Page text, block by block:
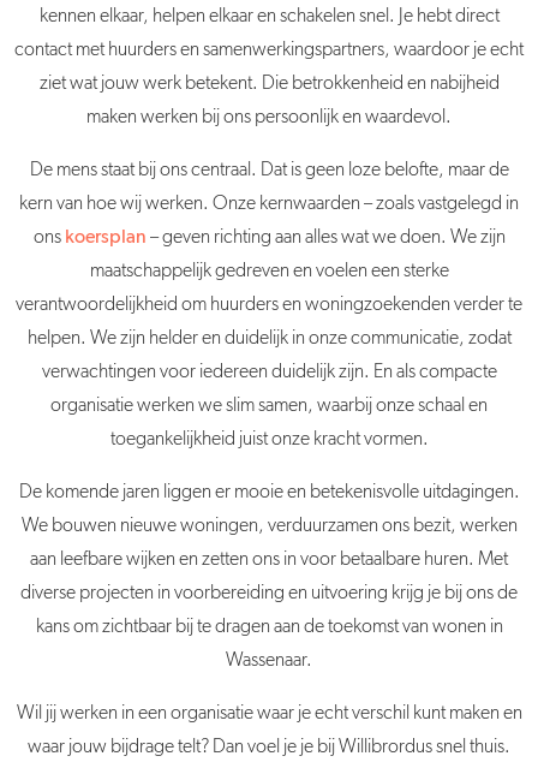
kennen elkaar, helpen elkaar en schakelen snel. Je hebt direct
contact met huurders en samenwerkingspartners, waardoor je echt
ziet wat jouw werk betekent. Die betrokkenheid en nabijheid
maken werken bij ons persoonlijk en waardevol.
De mens staat bij ons centraal. Dat is geen loze belofte, maar de
kern van hoe wij werken. Onze kernwaarden – zoals vastgelegd in
ons koersplan – geven richting aan alles wat we doen. We zijn
maatschappelijk gedreven en voelen een sterke
verantwoordelijkheid om huurders en woningzoekenden verder te
helpen. We zijn helder en duidelijk in onze communicatie, zodat
verwachtingen voor iedereen duidelijk zijn. En als compacte
organisatie werken we slim samen, waarbij onze schaal en
toegankelijkheid juist onze kracht vormen.
De komende jaren liggen er mooie en betekenisvolle uitdagingen.
We bouwen nieuwe woningen, verduurzamen ons bezit, werken
aan leefbare wijken en zetten ons in voor betaalbare huren. Met
diverse projecten in voorbereiding en uitvoering krijg je bij ons de
kans om zichtbaar bij te dragen aan de toekomst van wonen in
Wassenaar.
Wil jij werken in een organisatie waar je echt verschil kunt maken en
waar jouw bijdrage telt? Dan voel je je bij Willibrordus snel thuis.